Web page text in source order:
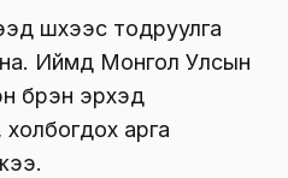
шүүхээс тодруулга
Иймд Монгол Улсын
бүрэн эрхэд
холбогдох арга